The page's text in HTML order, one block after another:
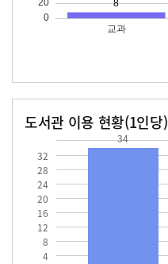
도서관 이용 현황(1인당)
4
8
12
16
20
24
28
32
34